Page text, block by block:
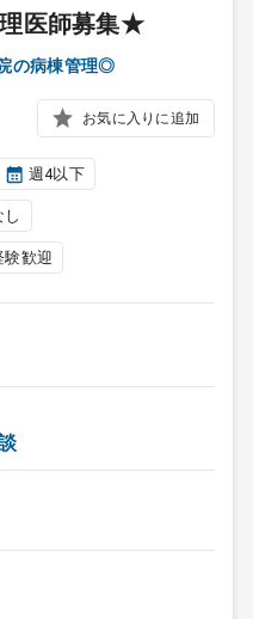
医師募集★
の病棟管理◎
お気に入りに追加
週4以下
験歓迎